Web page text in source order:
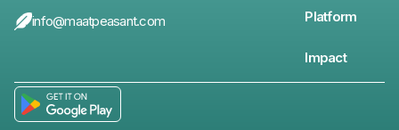
info@maatpeasant.com Platform
Impact